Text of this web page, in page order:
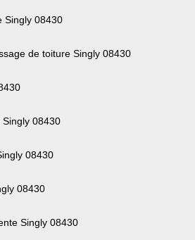
Singly 08430
de toiture Singly 08430
08430
08430
08430
Singly 08430